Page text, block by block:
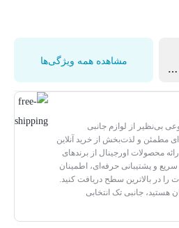
کابل دو سر USB نری دارای روکش PVC مناسب شارژ انتقال دیتا
مشاهده همه ویژگی‌ها
بی‌نظیر از لوازم جانبی
مطمئن و لذت‌بخش از خرید آنلاین
محصولات اورجینال از برندهای
و پشتیبانی حرفه‌ای، اطمینان
در بالاترین سطح دریافت کنید.
هستید، جانبی تک انتخابی